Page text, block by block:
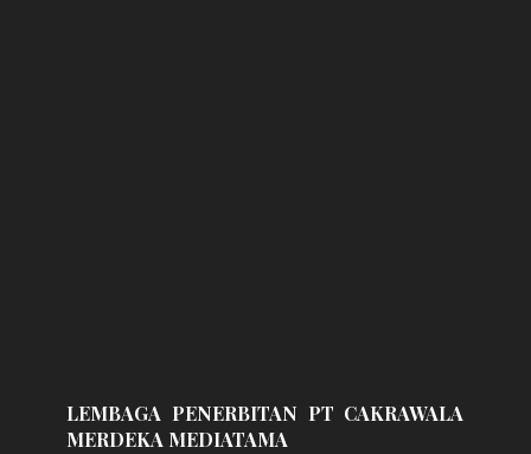
LEMBAGA PENERBITAN PT CAKRAWALA
MERDEKA MEDIATAMA